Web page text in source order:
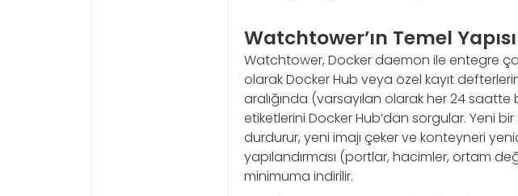
Watchtower’ın Temel
Watchtower, Docker daemon ile entegre
olarak Docker Hub veya özel kayıt
aralığında (varsayılan olarak her 24
etiketlerini Docker Hub’dan sorgular. Yeni
durdurur, yeni imajı çeker ve konteyneri
yapılandırması (portlar, hacimler, ortam
minimuma indirilir.